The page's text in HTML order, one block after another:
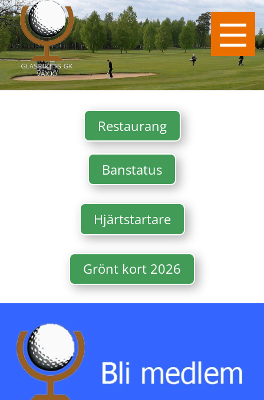
Restaurang
Banstatus
Hjärtstartare
Grönt kort 2026